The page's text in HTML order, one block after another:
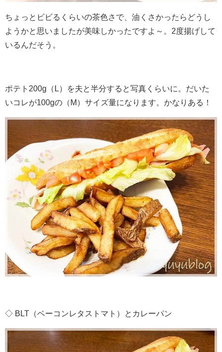
ちょっとビビるくらいの茶色さで、油くさかったらどうし
ようかと思いましたが美味しかったですよ～。2度揚げして
いるんだそう。
ポテト200g（L）を夫と半分すると写真くらいに。だいた
いコレが100gの（M）サイズ量になります。かなりある！
◇ BLT（ベーコンレタストマト）とカレーパン